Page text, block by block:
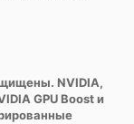
NVIDIA,
GPU Boost и